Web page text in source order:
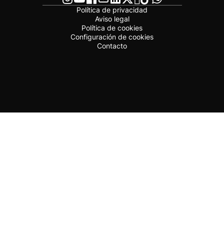
Política de privacidad
Aviso legal
Política de cookies
Configuración de cookies
Contacto